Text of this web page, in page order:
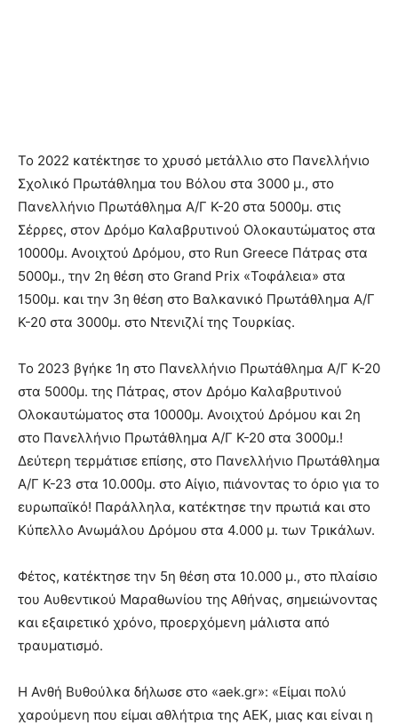
Το 2022 κατέκτησε το χρυσό μετάλλιο στο Πανελλήνιο
Σχολικό Πρωτάθλημα του Βόλου στα 3000 μ., στο
Πανελλήνιο Πρωτάθλημα Α/Γ Κ-20 στα 5000μ. στις
Σέρρες, στον Δρόμο Καλαβρυτινού Ολοκαυτώματος στα
10000μ. Ανοιχτού Δρόμου, στο Run Greece Πάτρας στα
5000μ., την 2η θέση στο Grand Prix «Τοφάλεια» στα
1500μ. και την 3η θέση στο Βαλκανικό Πρωτάθλημα Α/Γ
Κ-20 στα 3000μ. στο Ντενιζλί της Τουρκίας.
Το 2023 βγήκε 1η στο Πανελλήνιο Πρωτάθλημα Α/Γ Κ-20
στα 5000μ. της Πάτρας, στον Δρόμο Καλαβρυτινού
Ολοκαυτώματος στα 10000μ. Ανοιχτού Δρόμου και 2η
στο Πανελλήνιο Πρωτάθλημα Α/Γ Κ-20 στα 3000μ.!
Δεύτερη τερμάτισε επίσης, στο Πανελλήνιο Πρωτάθλημα
Α/Γ Κ-23 στα 10.000μ. στο Αίγιο, πιάνοντας το όριο για το
ευρωπαϊκό! Παράλληλα, κατέκτησε την πρωτιά και στο
Κύπελλο Ανωμάλου Δρόμου στα 4.000 μ. των Τρικάλων.
Φέτος, κατέκτησε την 5η θέση στα 10.000 μ., στο πλαίσιο
του Αυθεντικού Μαραθωνίου της Αθήνας, σημειώνοντας
και εξαιρετικό χρόνο, προερχόμενη μάλιστα από
τραυματισμό.
Η Ανθή Βυθούλκα δήλωσε στο «aek.gr»: «Είμαι πολύ
χαρούμενη που είμαι αθλήτρια της ΑΕΚ, μιας και είναι η